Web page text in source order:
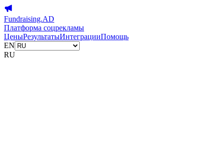
Fundraising.AD
Платформа соцрекламы
ЦеныРезультатыИнтеграцииПомощь
EN
RU